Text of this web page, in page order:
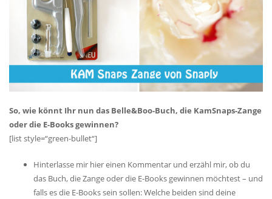
So, wie könnt Ihr nun das Belle&Boo-Buch, die KamSnaps-Zange
oder die E-Books gewinnen?
[list style=“green-bullet“]
Hinterlasse mir hier einen Kommentar und erzähl mir, ob du
das Buch, die Zange oder die E-Books gewinnen möchtest – und
falls es die E-Books sein sollen: Welche beiden sind deine